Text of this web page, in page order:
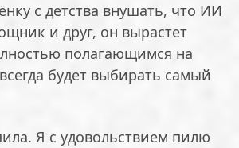
с детства внушать, что ИИ
и друг, он вырастет
полагающимся на
будет выбирать самый
Я с удовольствием пилю